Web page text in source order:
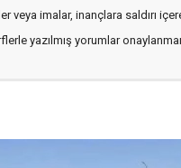
veya imalar, inançlara saldırı
yazılmış yorumlar